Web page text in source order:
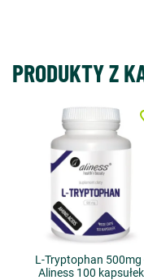
PRODUKTY Z
L-Tryptophan 500mg
Aliness 100 kapsułek